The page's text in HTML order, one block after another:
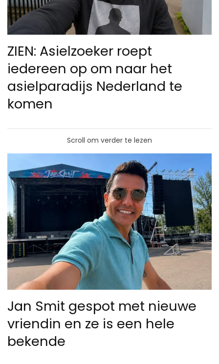
ZIEN: Asielzoeker roept
iedereen op om naar het
asielparadijs Nederland te
komen
Scroll om verder te lezen
Jan Smit gespot met nieuwe
vriendin en ze is een hele
bekende